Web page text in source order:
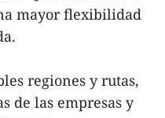
mayor flexibilidad
regiones y rutas,
de las empresas y